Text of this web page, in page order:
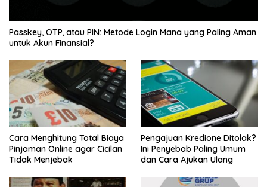
Passkey, OTP, atau PIN: Metode Login Mana yang Paling Aman
untuk Akun Finansial?
Cara Menghitung Total Biaya
Pinjaman Online agar Cicilan
Tidak Menjebak
Pengajuan Kredione Ditolak?
Ini Penyebab Paling Umum
dan Cara Ajukan Ulang